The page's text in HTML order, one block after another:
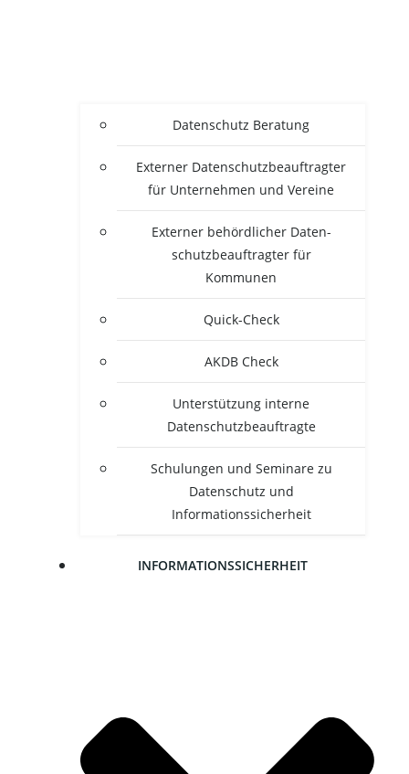
Daten­schutz Beratung
Exter­ner Daten­schutz­be­auf­trag­ter
für Unter­neh­men und Vereine
Exter­ner behörd­li­cher Daten­
schutz­be­auf­trag­ter für
Kommunen
Quick-Check
AKDB Check
Unter­stüt­zung inter­ne
Datenschutzbeauftragte
Schu­lun­gen und Semi­na­re zu
Daten­schutz und
Informationssicherheit
INFOR­MA­TI­ONS­SI­CHER­HEIT